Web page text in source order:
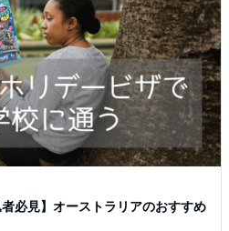
必見】オーストラリアのおすすめ